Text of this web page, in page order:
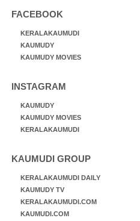
FACEBOOK
KERALAKAUMUDI
KAUMUDY
KAUMUDY MOVIES
INSTAGRAM
KAUMUDY
KAUMUDY MOVIES
KERALAKAUMUDI
KAUMUDI GROUP
KERALAKAUMUDI DAILY
KAUMUDY TV
KERALAKAUMUDI.COM
KAUMUDI.COM